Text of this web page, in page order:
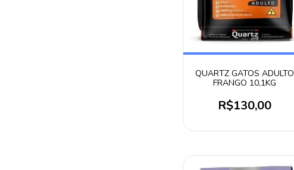
QUARTZ GATOS ADULTO
FRANGO 10,1KG
R$130,00